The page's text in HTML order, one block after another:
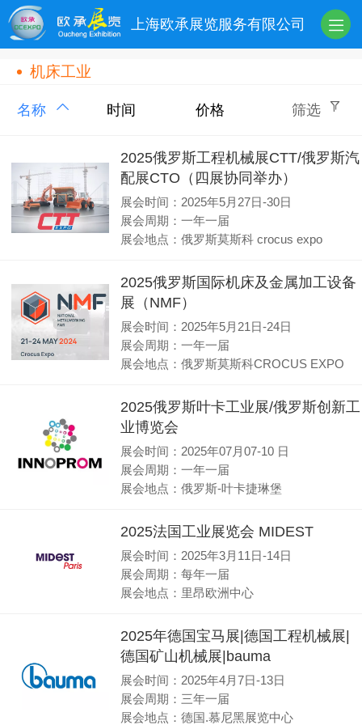
上海欧承展览服务有限公司
机床工业
名称 时间 价格 筛选
2025俄罗斯工程机械展CTT/俄罗斯汽
配展CTO（四展协同举办）
展会时间：2025年5月27日-30日
展会周期：一年一届
展会地点：俄罗斯莫斯科 crocus expo
2025俄罗斯国际机床及金属加工设备
展（NMF）
展会时间：2025年5月21日-24日
展会周期：一年一届
展会地点：俄罗斯莫斯科CROCUS EXPO
2025俄罗斯叶卡工业展/俄罗斯创新工
业博览会
展会时间：2025年07月07-10 日
展会周期：一年一届
展会地点：俄罗斯-叶卡捷琳堡
2025法国工业展览会 MIDEST
展会时间：2025年3月11日-14日
展会周期：每年一届
展会地点：里昂欧洲中心
2025年德国宝马展|德国工程机械展|
德国矿山机械展|bauma
展会时间：2025年4月7日-13日
展会周期：三年一届
展会地点：德国.慕尼黑展览中心